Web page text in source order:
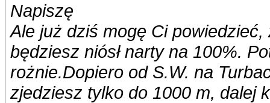
Napiszę
Ale już dziś mogę Ci
będziesz niósł narty na 100%.
rożnie.Dopiero od S.W. na
zjedziesz tylko do 1000 m, dalej